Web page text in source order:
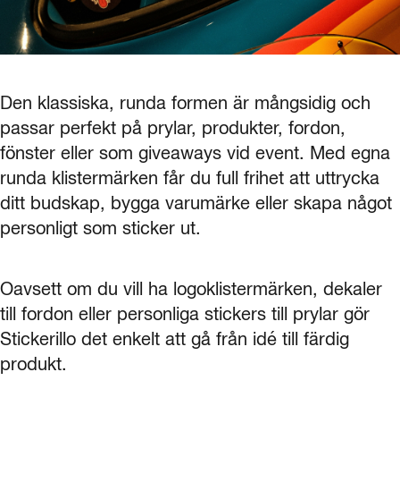
Den klassiska, runda formen är mångsidig och
passar perfekt på prylar, produkter, fordon,
fönster eller som giveaways vid event. Med egna
runda klistermärken får du full frihet att uttrycka
ditt budskap, bygga varumärke eller skapa något
personligt som sticker ut.
Oavsett om du vill ha logoklistermärken, dekaler
till fordon eller personliga stickers till prylar gör
Stickerillo det enkelt att gå från idé till färdig
produkt.